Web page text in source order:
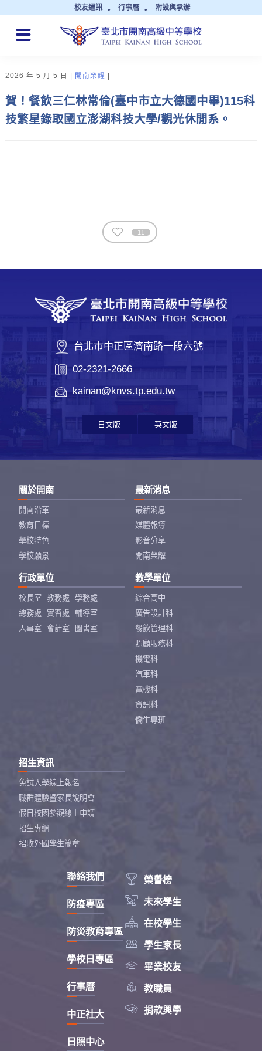
校友通訊 行事曆 附設與承辦
QUICK LINKS
2026 年 5 月 5 日 開南榮耀
賀！餐飲三仁林常倫(臺中市立大德國中畢)115科
技繁星錄取國立澎湖科技大學/觀光休閒系。
11
台北市中正區濟南路一段六號
02-2321-2666
kainan@knvs.tp.edu.tw
日文版 英文版
關於開南
開南沿革
教育目標
學校特色
學校願景
最新消息
最新消息
媒體報導
影音分享
開南榮耀
行政單位
校長室 教務處
學務處
總務處
實習處
輔導室
人事室
會計室 圖書室
教學單位
綜合高中
廣告設計科
餐飲管理科
照顧服務科
機電科
汽車科
電機科
資訊科
僑生專班
招生資訊
免試入學線上報名
職群體驗暨家長說明會
假日校園參觀線上申請
招生專網
招收外國學生簡章
 榮譽榜
 未來學生
 在校學生
 學生家長
 畢業校友
 教職員
 捐款興學
聯絡我們
防疫專區
防災教育專區
學校日專區
行事曆
中正社大
日照中心